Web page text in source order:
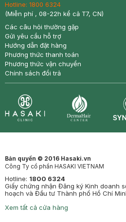
Hotline: 1800 6324
(Miễn phí , 08-22h kể cả T7, CN)
Các câu hỏi thường gặp
Gửi yêu cầu hỗ trợ
Hướng dẫn đặt hàng
Phương thức thanh toán
Phương thức vận chuyển
Chính sách đổi trả
Bản quyền © 2016 Hasaki.vn
Công Ty cổ phần HASAKI VIETNAM
Hotline: 1800 6324
Giấy chứng nhận Đăng ký Kinh doanh
hoạch và Đầu tư Thành phố Hồ Chí
Xem tất cả cửa hàng